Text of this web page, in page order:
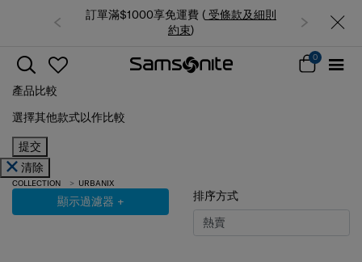
訂單滿$1000享免運費 ( 受條款及細則
約束)
0
產品比較
選擇其他款式以作比較
提交
清除
COLLECTION URBANIX
顯示過濾器 + 排序方式